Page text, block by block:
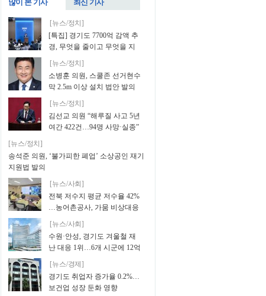
많이 본 기사
최신 기사
[뉴스/정치]
[특집] 경기도 7700억 감액 추
경, 무엇을 줄이고 무엇을 지
[뉴스/정치]
소병훈 의원, 스쿨존 선거현수
막 2.5m 이상 설치 법안 발의
[뉴스/정치]
김선교 의원 “해루질 사고 5년
여간 422건…94명 사망·실종”
[뉴스/정치]
송석준 의원, ‘불가피한 폐업’ 소상공인 재기
지원법 발의
[뉴스/사회]
전북 저수지 평균 저수율 42%
…농어촌공사, 가뭄 비상대응
[뉴스/사회]
수원·안성, 경기도 겨울철 재
난 대응 1위…6개 시군에 12억
[뉴스/경제]
경기도 취업자 증가율 0.2%…
보건업 성장 둔화 영향